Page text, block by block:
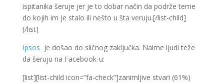
ispitanika šeruje jer je to dobar način da podrže teme
do kojih im je stalo ili nešto u šta veruju.[/list-child]
[/list]
Ipsos je došao do sličnog zaključka. Naime ljudi teže
da šeruju na Facebook-u:
[list][list-child icon=”fa-check”]zanimljive stvari (61%)